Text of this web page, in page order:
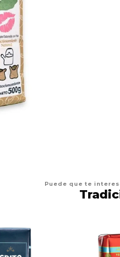
Puede que te